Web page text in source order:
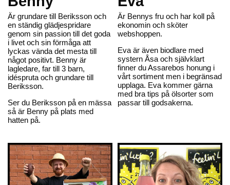
Är grundare till Beriksson och
en ständig glädjespridare
genom sin passion till det goda
i livet och sin förmåga att
lyckas vända det mesta till
något positivt. Benny är
lagledare, far till 3 barn,
idéspruta och grundare till
Beriksson.
Ser du Beriksson på en mässa
så är Benny på plats med
hatten på.
Är Bennys fru och har koll på
ekonomin och sköter
webshoppen.
Eva är även biodlare med
systern Åsa och självklart
finner du Assarebos honung i
vårt sortiment men i begränsad
upplaga. Eva kommer gärna
med bra tips på ölsorter som
passar till godsakerna.